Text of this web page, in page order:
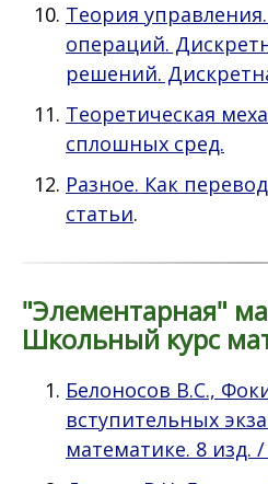
Теория
операций.
решений.
Теоретическая
сплошных сред.
Разное. Как
статьи.
"Элементарная"
Школьный курс
Белоносов В.С.,
вступительных
математике. 8 изд.